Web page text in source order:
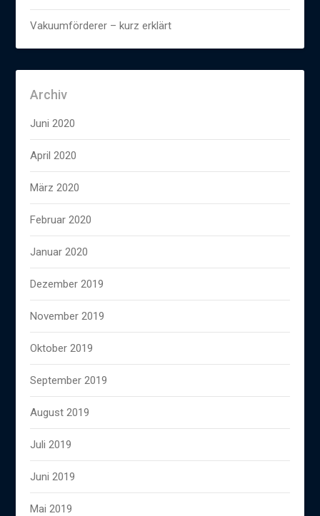
Vakuumförderer – kurz erklärt
Archiv
Juni 2020
April 2020
März 2020
Februar 2020
Januar 2020
Dezember 2019
November 2019
Oktober 2019
September 2019
August 2019
Juli 2019
Juni 2019
Mai 2019